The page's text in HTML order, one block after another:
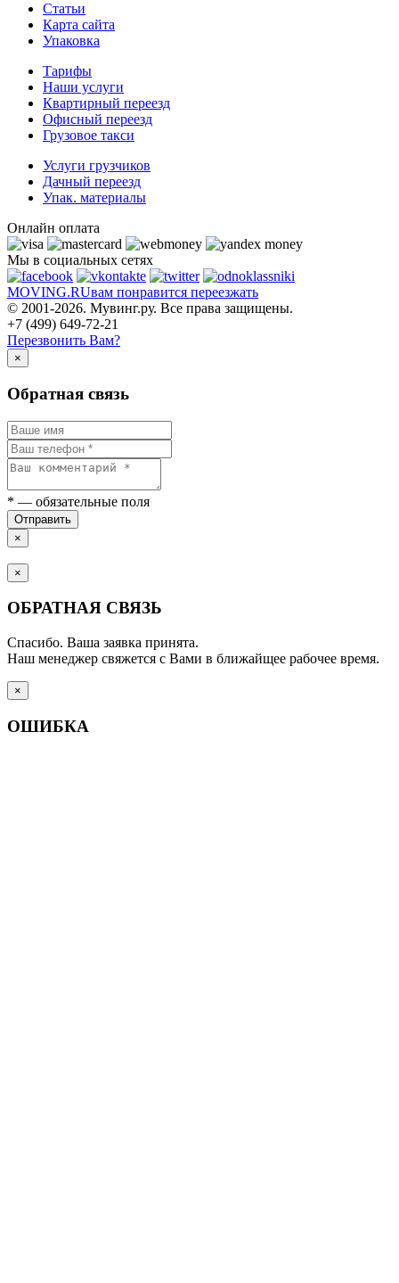
Статьи
Карта сайта
Упаковка
Тарифы
Наши услуги
Квартирный переезд
Офисный переезд
Грузовое такси
Услуги грузчиков
Дачный переезд
Упак. материалы
Онлайн оплата
Мы в социальных сетях
MOVING.RUвам понравится переезжать
© 2001-2026. Мувинг.ру. Все права защищены.
+7 (499) 649-72-21
Перезвонить Вам?
×
Обратная связь
* — обязательные поля
Отправить
×
×
ОБРАТНАЯ СВЯЗЬ
Спасибо. Ваша заявка принята.
Наш менеджер свяжется с Вами в ближайщее рабочее время.
×
ОШИБКА